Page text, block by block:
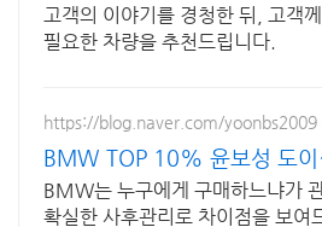
고객의 이야기를 경청한 뒤, 고객
필요한 차량을 추천드립니다.
https://blog.naver.com/yoonbs2009
BMW TOP 10% 윤보성 도이
모터스
BMW는 누구에게 구매하느냐가
확실한 사후관리로 차이점을 보여